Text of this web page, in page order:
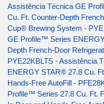
Assistência Técnica GE
Cu. Ft. Counter-Depth
Cup® Brewing System -
GE Profile™ Series
Depth French-Door
PYE22KBLTS -Assistência
ENERGY STAR® 27.8 Cu.
Hands-Free AutoFill -
Profile™ Series 27.8 Cu. Ft.